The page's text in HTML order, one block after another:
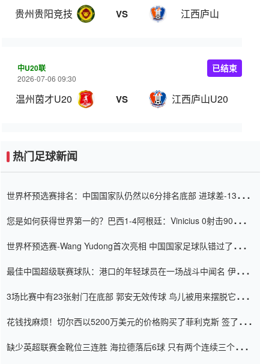
贵州贵阳竞技 VS 江西庐山
中U20联
2026-07-06 09:30
温州茵才U20 VS 江西庐山U20
已结束
热门足球新闻
世界杯预选赛排名：中国国家队仍然以6分排名底部 进球差-13令人
您是如何获得世界第一的？巴西1-4阿根廷：Vinicius 0射击90分钟
世界杯预选赛-Wang Yudong首次亮相 中国国家足球队错过了世界
最佳中国超级联赛球队：港口的年轻球员在一场战斗中闻名 伊万放
3场比赛中有23张射门在底部 郭安无效传球 鸟儿被用来摆脱它
花钱找麻烦！切尔西以5200万美元的价格购买了菲利克斯 签了7年
缺少英超联赛金靴位三连胜 海拉德落后6球 只有两个连续三个连续